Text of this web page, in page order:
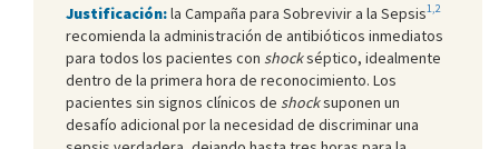
Justificación:la Campaña para Sobrevivir a la Sepsis1,2
recomienda la administración de antibióticos inmediatos
para todos los pacientes con shockséptico, idealmente
dentro de la primera hora de reconocimiento. Los
pacientes sin signos clínicos de shocksuponen un
desafío adicional por la necesidad de discriminar una